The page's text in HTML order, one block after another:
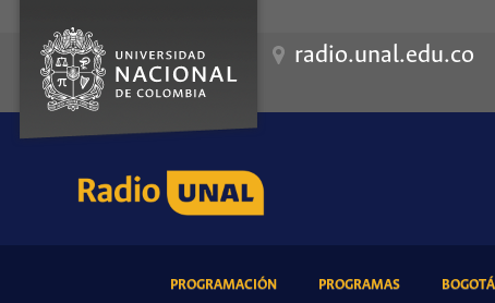
radio.unal.edu.co
PROGRAMACIÓN(CURRENT)PROGRAMAS(CURRENT)